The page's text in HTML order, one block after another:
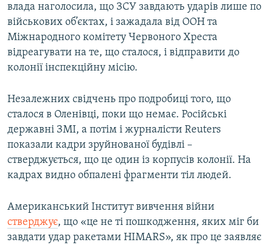
влада наголосила, що ЗСУ завдають ударів лише по
військових об’єктах, і зажадала від ООН та
Міжнародного комітету Червоного Хреста
відреагувати на те, що сталося, і відправити до
колонії інспекційну місію.
Незалежних свідчень про подробиці того, що
сталося в Оленівці, поки що немає. Російські
державні ЗМІ, а потім і журналісти Reuters
показали кадри зруйнованої будівлі –
стверджується, що це один із корпусів колонії. На
кадрах видно обпалені фрагменти тіл людей.
Американський Інститут вивчення війни
стверджує, що «це не ті пошкодження, яких міг би
завдати удар ракетами HIMARS», як про це заявляє